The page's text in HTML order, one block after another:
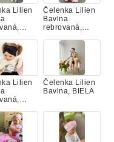
Lilien
Čelenka Lilien
Bavlna
rebrovaná,
Lilien
Čelenka Lilien
Bavlna, BIELA